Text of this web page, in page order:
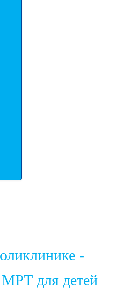
-
для детей